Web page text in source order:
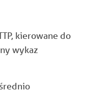
kierowane do
wykaz